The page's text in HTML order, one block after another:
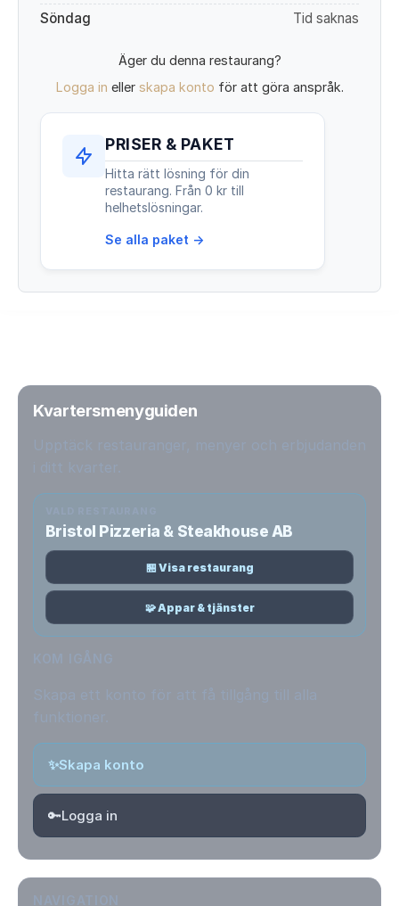
Söndag Tid saknas
Äger du denna restaurang?
Logga in eller skapa konto för att göra anspråk.
PRISER & PAKET
Hitta rätt lösning för din
restaurang. Från 0 kr till
helhetslösningar.
Se alla paket →
Kvartersmenyguiden
Bristol Pizzeria & Steakhouse AB
🏪 Visa restaurang
🧩 Appar & tjänster
✨Skapa konto
🔑Logga in